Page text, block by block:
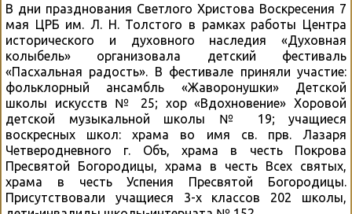
В дни празднования Светлого Христова Воскресения 7
мая ЦРБ им. Л. Н. Толстого в рамках работы Центра
исторического и духовного наследия «Духовная
колыбель» организовала детский фестиваль
«Пасхальная радость». В фестивале приняли участие:
фольклорный ансамбль «Жаворонушки» Детской
школы искусств № 25; хор «Вдохновение» Хоровой
детской музыкальной школы № 19; учащиеся
воскресных школ: храма во имя св. прв. Лазаря
Четверодневного г. Объ, храма в честь Покрова
Пресвятой Богородицы, храма в честь Всех святых,
храма в честь Успения Пресвятой Богородицы.
Присутствовали учащиеся 3-х классов 202 школы,